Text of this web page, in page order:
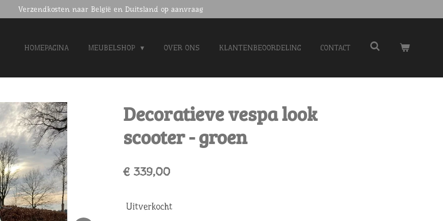
Verzendkosten naar België en Duitsland op aanvraag
HOMEPAGINA MEUBELSHOP OVER ONS KLANTENBEOORDELING CONTACT
Decoratieve vespa look
scooter - groen
€ 339,00
Uitverkocht